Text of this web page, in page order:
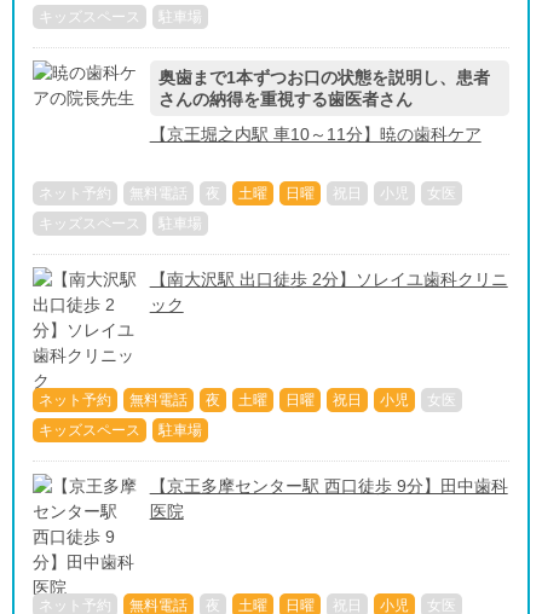
キッズスペース
駐車場
奥歯まで1本ずつお口の状態を説明し、患者
さんの納得を重視する歯医者さん
【京王堀之内駅 車10～11分】暁の歯科ケア
ネット予約 無料電話 夜 土曜 日曜 祝日 小児
女医
キッズスペース
駐車場
【南大沢駅 出口徒歩 2分】ソレイユ歯科クリニ
ック
ネット予約 無料電話 夜 土曜 日曜 祝日 小児
女医
キッズスペース
駐車場
【京王多摩センター駅 西口徒歩 9分】田中歯科
医院
ネット予約 無料電話 夜 土曜 日曜 祝日 小児
女医